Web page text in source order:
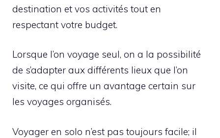
destination et vos activités tout en
respectant votre budget.
Lorsque l’on voyage seul, on a la possibilité
de s’adapter aux différents lieux que l’on
visite, ce qui offre un avantage certain sur
les voyages organisés.
Voyager en solo n’est pas toujours facile; il